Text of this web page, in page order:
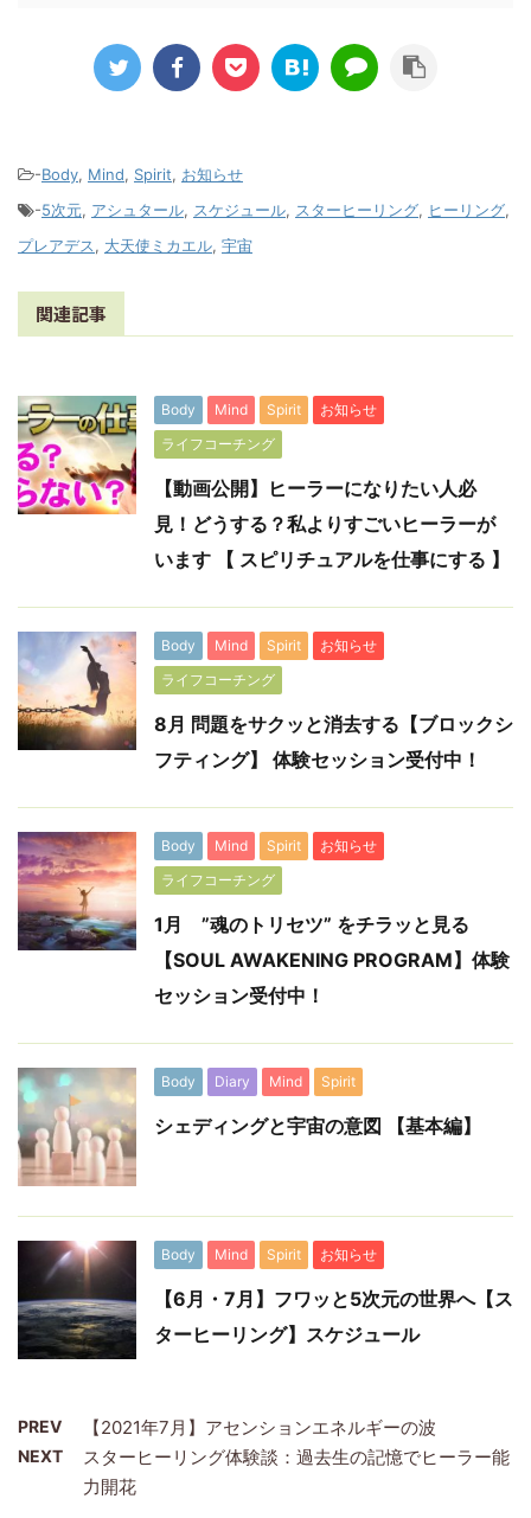
-Body, Mind, Spirit, お知らせ
-5次元, アシュタール, スケジュール, スターヒーリング, ヒーリング,
プレアデス, 大天使ミカエル, 宇宙
関連記事
Body Mind Spirit
お知らせ
ライフコーチング
【動画公開】ヒーラーになりたい人必
見！どうする？私よりすごいヒーラーが
います 【 スピリチュアルを仕事にする 】
Body Mind Spirit
お知らせ
ライフコーチング
8月 問題をサクッと消去する【ブロックシ
フティング】 体験セッション受付中！
Body Mind Spirit
お知らせ
ライフコーチング
1月 ”魂のトリセツ” をチラッと見る
【SOUL AWAKENING PROGRAM】体験
セッション受付中！
Body Diary Mind Spirit
シェディングと宇宙の意図 【基本編】
Body Mind Spirit お知らせ
【6月・7月】フワッと5次元の世界へ【ス
ターヒーリング】スケジュール
PREV 【2021年7月】アセンションエネルギーの波
NEXT
スターヒーリング体験談：過去生の記憶でヒーラー能
力開花